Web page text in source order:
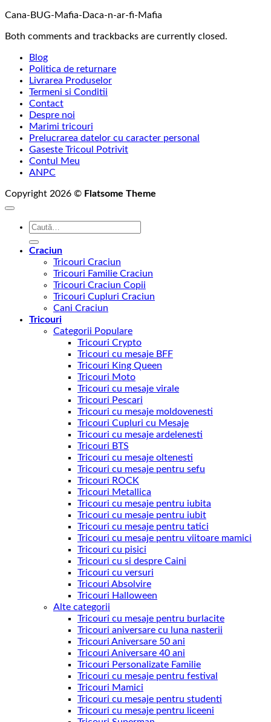
Cana-BUG-Mafia-Daca-n-ar-fi-Mafia
Both comments and trackbacks are currently closed.
Blog
Politica de returnare
Livrarea Produselor
Termeni si Conditii
Contact
Despre noi
Marimi tricouri
Prelucrarea datelor cu caracter personal
Gaseste Tricoul Potrivit
Contul Meu
ANPC
Copyright 2026 © Flatsome Theme
Caută
Craciun
Tricouri Craciun
Tricouri Familie Craciun
Tricouri Craciun Copii
Tricouri Cupluri Craciun
Cani Craciun
Tricouri
Categorii Populare
Tricouri Crypto
Tricouri cu mesaje BFF
Tricouri King Queen
Tricouri Moto
Tricouri cu mesaje virale
Tricouri Pescari
Tricouri cu mesaje moldovenesti
Tricouri Cupluri cu Mesaje
Tricouri cu mesaje ardelenesti
Tricouri BTS
Tricouri cu mesaje oltenesti
Tricouri cu mesaje pentru sefu
Tricouri ROCK
Tricouri Metallica
Tricouri cu mesaje pentru iubita
Tricouri cu mesaje pentru iubit
Tricouri cu mesaje pentru tatici
Tricouri cu mesaje pentru viitoare mamici
Tricouri cu pisici
Tricouri cu si despre Caini
Tricouri cu versuri
Tricouri Absolvire
Tricouri Halloween
Alte categorii
Tricouri cu mesaje pentru burlacite
Tricouri aniversare cu luna nasterii
Tricouri Aniversare 50 ani
Tricouri Aniversare 40 ani
Tricouri Personalizate Familie
Tricouri cu mesaje pentru festival
Tricouri Mamici
Tricouri cu mesaje pentru studenti
Tricouri cu mesaje pentru liceeni